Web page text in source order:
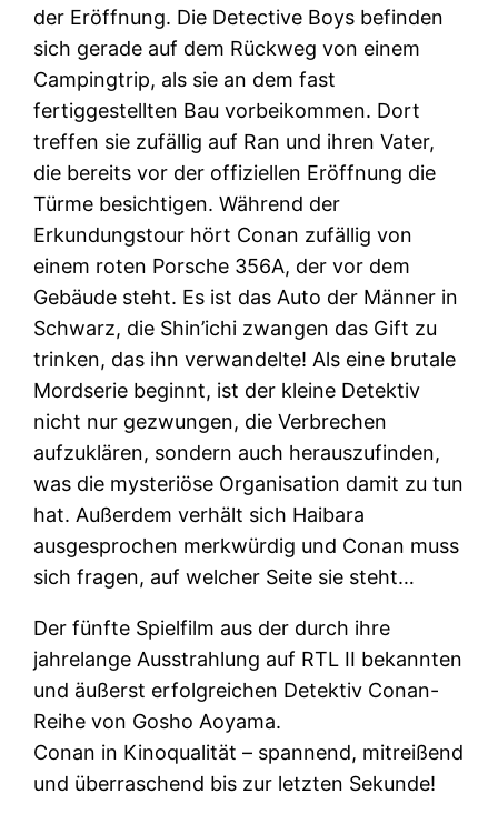
der Eröffnung. Die Detective Boys befinden
sich gerade auf dem Rückweg von einem
Campingtrip, als sie an dem fast
fertiggestellten Bau vorbeikommen. Dort
treffen sie zufällig auf Ran und ihren Vater,
die bereits vor der offiziellen Eröffnung die
Türme besichtigen. Während der
Erkundungstour hört Conan zufällig von
einem roten Porsche 356A, der vor dem
Gebäude steht. Es ist das Auto der Männer in
Schwarz, die Shin’ichi zwangen das Gift zu
trinken, das ihn verwandelte! Als eine brutale
Mordserie beginnt, ist der kleine Detektiv
nicht nur gezwungen, die Verbrechen
aufzuklären, sondern auch herauszufinden,
was die mysteriöse Organisation damit zu tun
hat. Außerdem verhält sich Haibara
ausgesprochen merkwürdig und Conan muss
sich fragen, auf welcher Seite sie steht…
Der fünfte Spielfilm aus der durch ihre
jahrelange Ausstrahlung auf RTL II bekannten
und äußerst erfolgreichen Detektiv Conan-
Reihe von Gosho Aoyama.
Conan in Kinoqualität – spannend, mitreißend
und überraschend bis zur letzten Sekunde!